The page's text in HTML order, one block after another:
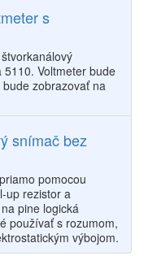
s
Voltmeter bude
zobrazovať na
snímač bez
pomocou
up rezistor a
pine logická
používať s rozumom,
výbojom.